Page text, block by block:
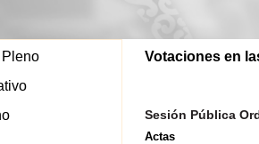
Votaciones en
Sesión Pública
Actas